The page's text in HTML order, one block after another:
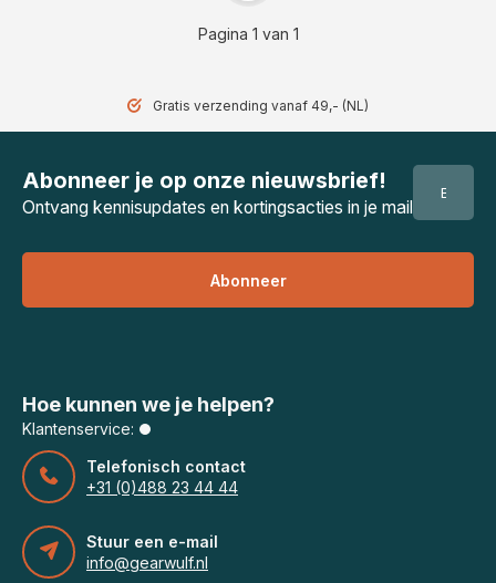
Pagina 1 van 1
Gratis verzending vanaf 49,- (NL)
Abonneer je op onze nieuwsbrief!
Ontvang kennisupdates en kortingsacties in je mail
Abonneer
Hoe kunnen we je helpen?
Klantenservice:
Telefonisch contact
+31 (0)488 23 44 44
Stuur een e-mail
info@gearwulf.nl